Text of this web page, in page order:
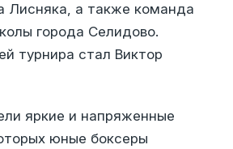
Лисняка, а также команда
города Селидово.
турнира стал Виктор
яркие и напряженные
юные боксеры